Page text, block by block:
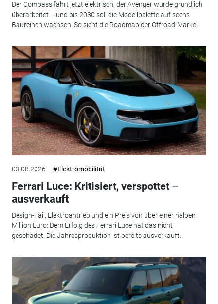
Der Compass fährt jetzt elektrisch, der Avenger wurde gründlich
überarbeitet – und bis 2030 soll die Modellpalette auf sechs
Baureihen wachsen. So sieht die Roadmap der Offroad-Marke...
03.08.2026 #Elektromobilität
Ferrari Luce: Kritisiert, verspottet –
ausverkauft
Design-Fail, Elektroantrieb und ein Preis von über einer halben
Million Euro: Dem Erfolg des Ferrari Luce hat das nicht
geschadet. Die Jahresproduktion ist bereits ausverkauft.